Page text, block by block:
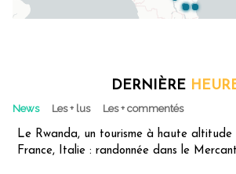
DERNIÈRE
News Les + lus Les + commentés
Le Rwanda, un tourisme à haute altitude
France, Italie : randonnée dans le